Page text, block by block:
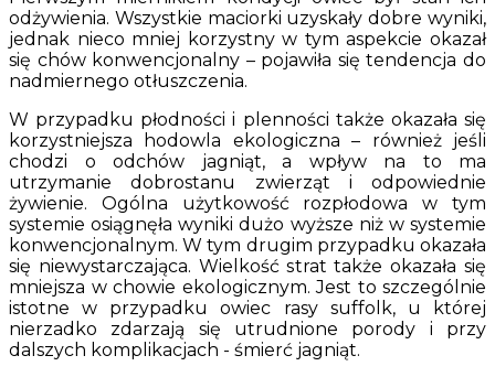
odżywienia. Wszystkie maciorki uzyskały dobre wyniki,
jednak nieco mniej korzystny w tym aspekcie okazał
się chów konwencjonalny – pojawiła się tendencja do
nadmiernego otłuszczenia.
W przypadku płodności i plenności także okazała się
korzystniejsza hodowla ekologiczna – również jeśli
chodzi o odchów jagniąt, a wpływ na to ma
utrzymanie dobrostanu zwierząt i odpowiednie
żywienie. Ogólna użytkowość rozpłodowa w tym
systemie osiągnęła wyniki dużo wyższe niż w systemie
konwencjonalnym. W tym drugim przypadku okazała
się niewystarczająca. Wielkość strat także okazała się
mniejsza w chowie ekologicznym. Jest to szczególnie
istotne w przypadku owiec rasy suffolk, u której
nierzadko zdarzają się utrudnione porody i przy
dalszych komplikacjach - śmierć jagniąt.